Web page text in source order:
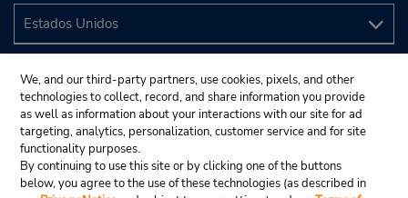
We, and our third-party partners, use cookies, pixels, and other
technologies to collect, record, and share information you provide
as well as information about your interactions with our site for ad
targeting, analytics, personalization, customer service and for site
functionality purposes.
By continuing to use this site or by clicking one of the buttons
below, you agree to the use of these technologies (as described in